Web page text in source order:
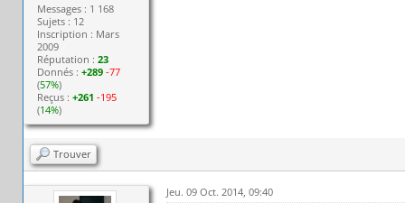
Messages : 1 168
Sujets : 12
Inscription : Mars
2009
Réputation :23
Donnés :+289 -77
(57%)
Reçus :+261 -195
(14%)
Trouver
Jeu. 09 Oct. 2014, 09:40